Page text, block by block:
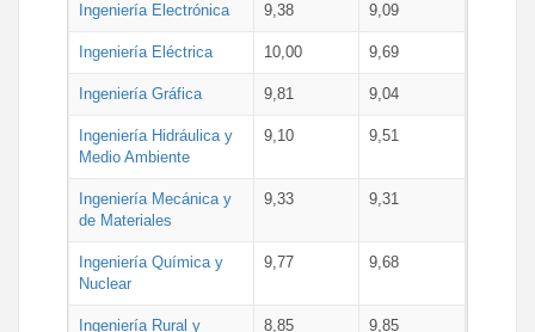
Ingeniería Electrónica 9,38 9,09
Ingeniería Eléctrica 10,00 9,69
Ingeniería Gráfica 9,81 9,04
Ingeniería Hidráulica y
Medio Ambiente
9,10 9,51
Ingeniería Mecánica y
de Materiales
9,33 9,31
Ingeniería Química y
Nuclear
9,77 9,68
Ingeniería Rural y
8,85 9,85